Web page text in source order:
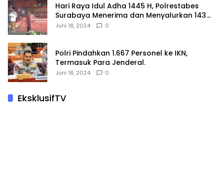
Hari Raya Idul Adha 1445 H, Polrestabes
Surabaya Menerima dan Menyalurkan 143
Hewan Kurban
Juni 18, 2024 0
Polri Pindahkan 1.667 Personel ke IKN,
Termasuk Para Jenderal.
Juni 18, 2024 0
EksklusifTV